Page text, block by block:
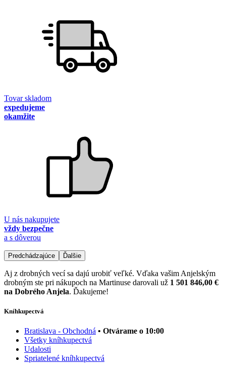
Tovar skladom
expedujeme
okamžite
U nás nakupujete
vždy bezpečne
a s dôverou
Predchádzajúce Ďalšie
Aj z drobných vecí sa dajú urobiť veľké. Vďaka vašim Anjelským
drobným ste pri nákupoch na Martinuse darovali už 1 501 846,00 €
na Dobrého Anjela. Ďakujeme!
Kníhkupectvá
Bratislava - Obchodná • Otvárame o 10:00
Všetky kníhkupectvá
Udalosti
Spriatelené kníhkupectvá